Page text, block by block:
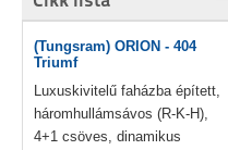
(Tungsram) ORION - 404
Triumf
Luxuskivitelű faházba épített,
háromhullámsávos (R-K-H),
4+1 csöves, dinamikus